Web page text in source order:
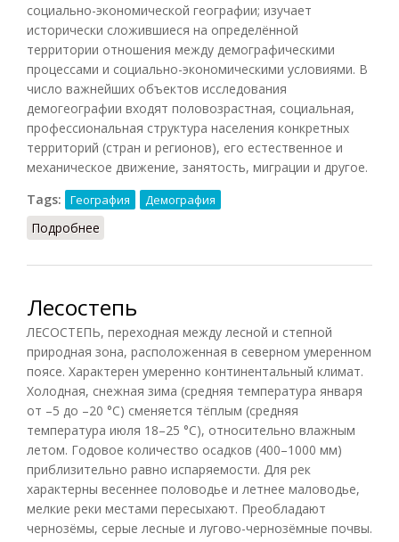
социально-экономической географии; изучает
исторически сложившиеся на определённой
территории отношения между демографическими
процессами и социально-экономическими условиями. В
число важнейших объектов исследования
демогеографии входят половозрастная, социальная,
профессиональная структура населения конкретных
территорий (стран и регионов), его естественное и
механическое движение, занятость, миграции и другое.
Tags:
География Демография
Подробнее
Лесостепь
ЛЕСОСТЕПЬ, переходная между лесной и степной
природная зона, расположенная в северном умеренном
поясе. Характерен умеренно континентальный климат.
Холодная, снежная зима (средняя температура января
от –5 до –20 °C) сменяется тёплым (средняя
температура июля 18–25 °C), относительно влажным
летом. Годовое количество осадков (400–1000 мм)
приблизительно равно испаряемости. Для рек
характерны весеннее половодье и летнее маловодье,
мелкие реки местами пересыхают. Преобладают
чернозёмы, серые лесные и лугово-чернозёмные почвы.